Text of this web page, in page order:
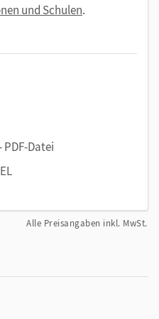
nutzen
und Schulen.
PDF-Datei
Alle Preisangaben inkl. MwSt.